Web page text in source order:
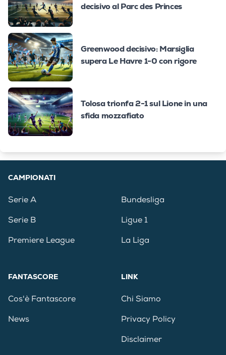
decisivo al Parc des Princes
Greenwood decisivo: Marsiglia
supera Le Havre 1-0 con rigore
Tolosa trionfa 2-1 sul Lione in una
sfida mozzafiato
CAMPIONATI
Serie A
Serie B
Premiere League
Bundesliga
Ligue 1
La Liga
FANTASCORE
Cos'è Fantascore
News
LINK
Chi Siamo
Privacy Policy
Disclaimer